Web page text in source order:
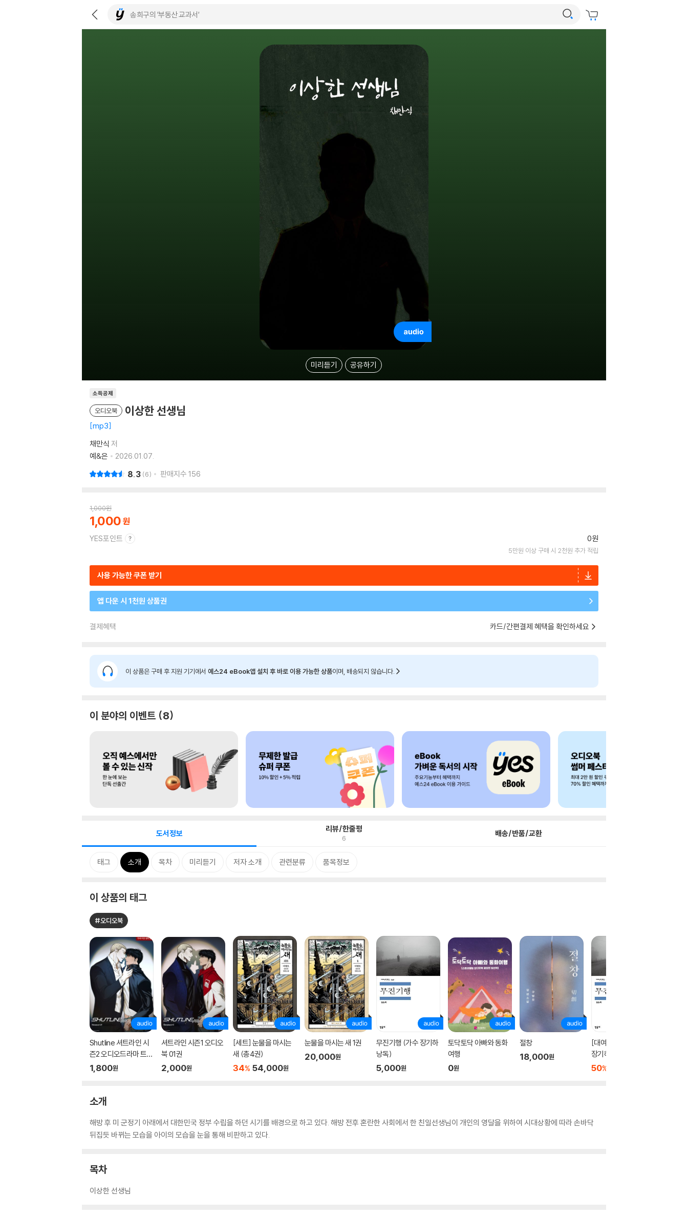
미리듣기 공유하기
소득공제
오디오북 이상한 선생님
mp3
채만식 저
예&은
2026.01.07.
8.3 6 판매지수 156
1,000원
1,000
YES포인트 0원
5만원 이상 구매 시 2천원 추가 적립
사용 가능한 쿠폰 받기
앱 다운 시 1천원 상품권
결제혜택 카드/간편결제 혜택을 확인하세요
이 상품은 구매 후 지원 기기에서 예스24 eBook앱 설치 후 바로 이용 가능한 상품이며, 배송되지 않습니다.
이 분야의 이벤트 8
도서정보 리뷰/한줄평
6 배송/반품/교환
태그 소개 목차 미리듣기 저자 소개 관련분류 품목정보
이 상품의 태그
#오디오북
Shutline 셔트라인 시
즌2 오디오드라마 트랙
01
1,800원
셔트라인 시즌1 오디오
북 01권
2,000원
[세트] 눈물을 마시는
새 (총4권)
34% 54,000원
눈물을 마시는 새 1권
20,000원
무진기행 (가수 장기하
낭독)
5,000원
토닥토닥 아빠와 동화
여행
0원
절창
18,000원
[대여] 무진기행 (가수
장기하 낭독)
50%
소개
해방 후 미 군정기 아래에서 대한민국 정부 수립을 하던 시기를 배경으로 하고 있다. 해방 전후 혼란한 사회에서 한 친일선생님이 개인의 영달을 위하여 시대상황에 따라 손바닥
뒤집듯 바뀌는 모습을 아이의 모습을 눈을 통해 비판하고 있다.
목차
이상한 선생님